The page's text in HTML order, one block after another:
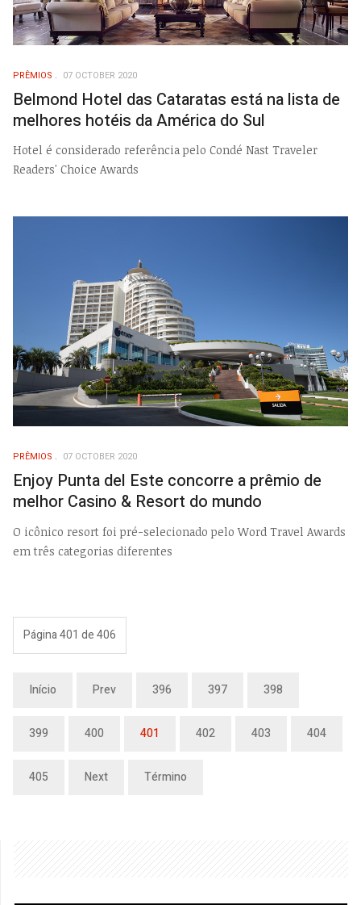
PRÊMIOS 07 OCTOBER 2020
Belmond Hotel das Cataratas está na lista de
melhores hotéis da América do Sul
Hotel é considerado referência pelo Condé Nast Traveler
Readers' Choice Awards
PRÊMIOS 07 OCTOBER 2020
Enjoy Punta del Este concorre a prêmio de
melhor Casino & Resort do mundo
O icônico resort foi pré-selecionado pelo Word Travel Awards
em três categorias diferentes
Página 401 de 406
Início Prev 396 397 398
399 400 401 402 403 404
405 Next Término